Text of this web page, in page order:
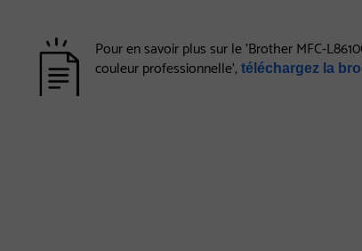
Pour en savoir plus sur le 'Brother MFC-
couleur professionnelle', téléchargez la